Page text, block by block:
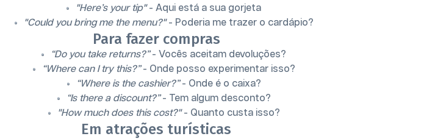
"Here’s your tip"- Aqui está a sua gorjeta
"Could you bring me the menu?"- Poderia me trazer o cardápio?
Para fazer compras
“Do you take returns?”- Vocês aceitam devoluções?
“Where can I try this?”- Onde posso experimentar isso?
“Where is the cashier?”- Onde é o caixa?
“Is there a discount?”- Tem algum desconto?
"How much does this cost?"- Quanto custa isso?
Em atrações turísticas